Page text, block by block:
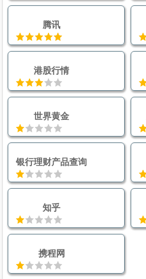
腾讯
港股行情
世界黄金
银行理财产品查询
知乎
携程网